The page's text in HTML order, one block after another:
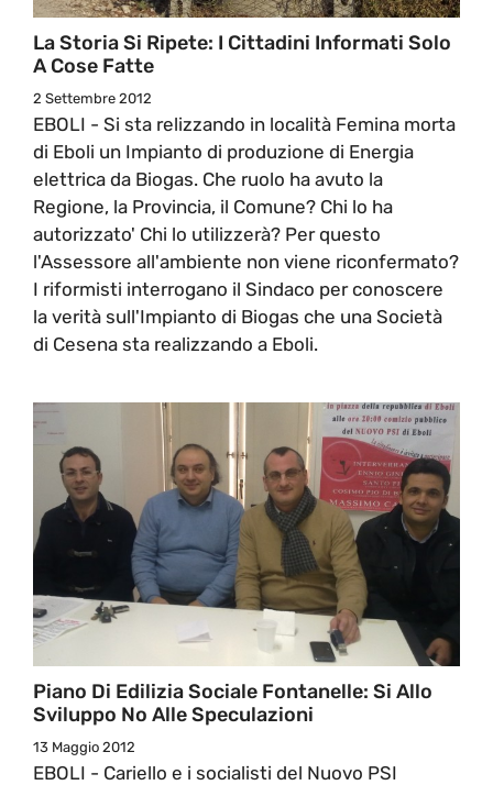
La Storia Si Ripete: I Cittadini Informati Solo
A Cose Fatte
2 Settembre 2012
EBOLI - Si sta relizzando in località Femina morta
di Eboli un Impianto di produzione di Energia
elettrica da Biogas. Che ruolo ha avuto la
Regione, la Provincia, il Comune? Chi lo ha
autorizzato' Chi lo utilizzerà? Per questo
l'Assessore all'ambiente non viene riconfermato?
I riformisti interrogano il Sindaco per conoscere
la verità sull'Impianto di Biogas che una Società
di Cesena sta realizzando a Eboli.
Piano Di Edilizia Sociale Fontanelle: Si Allo
Sviluppo No Alle Speculazioni
13 Maggio 2012
EBOLI - Cariello e i socialisti del Nuovo PSI